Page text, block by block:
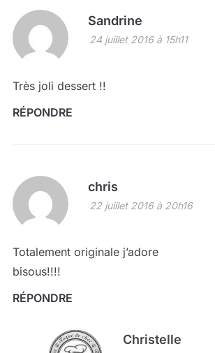
Sandrine
24 juillet 2016 à 15h11
Très joli dessert !!
RÉPONDRE
chris
22 juillet 2016 à 20h16
Totalement originale j’adore
bisous!!!!
RÉPONDRE
Christelle